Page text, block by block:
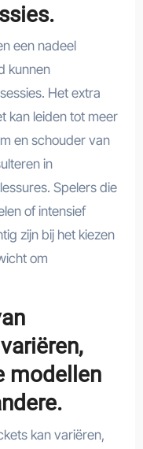
een nadeel
kunnen
Het extra
kan leiden tot meer
en schouder van
in
Spelers die
of intensief
zijn bij het kiezen
om
modellen
kan variëren,